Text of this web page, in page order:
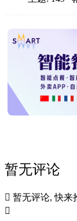
暂无评论
 暂无评论, 快来
